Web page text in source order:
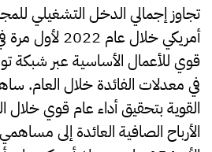
تجاوز إجمالي الدخل التشغيلي
أمريكي خلال عام
قوي للأعمال الأساسية عبر شبكة
في معدلات الفائدة خلال العام.
الأرباح الصافية العائدة إلى